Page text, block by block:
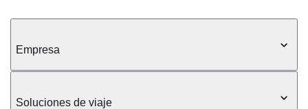
Empresa
Soluciones de viaje